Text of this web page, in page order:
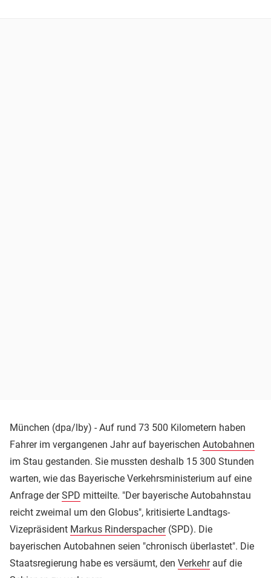
München (dpa/lby) - Auf rund 73 500 Kilometern haben
Fahrer im vergangenen Jahr auf bayerischen Autobahnen
im Stau gestanden. Sie mussten deshalb 15 300 Stunden
warten, wie das Bayerische Verkehrsministerium auf eine
Anfrage derSPD mitteilte. "Der bayerische Autobahnstau
reicht zweimal um den Globus", kritisierte Landtags-
Vizepräsident Markus Rinderspacher(SPD). Die
bayerischen Autobahnen seien "chronisch überlastet". Die
Staatsregierung habe es versäumt, den Verkehrauf die